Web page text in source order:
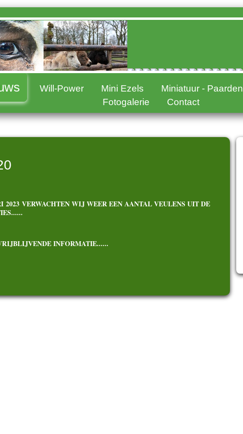
Will-Power Mini Ezels Miniatuur - Paarden
Fotogalerie
Contact
2023 VERWACHTEN WIJ WEER EEN AANTAL VEULENS UIT DE
INFORMATIE......